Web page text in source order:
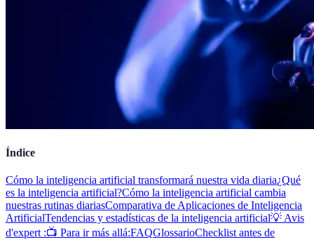
Índice
Cómo la inteligencia artificial transformará nuestra vida diaria¿Qué
es la inteligencia artificial?Cómo la inteligencia artificial cambia
nuestras rutinas diariasComparativa de Aplicaciones de Inteligencia
ArtificialTendencias y estadísticas de la inteligencia artificial💡 Avis
d'expert :📺 Para ir más allá:FAQGlossarioChecklist antes de